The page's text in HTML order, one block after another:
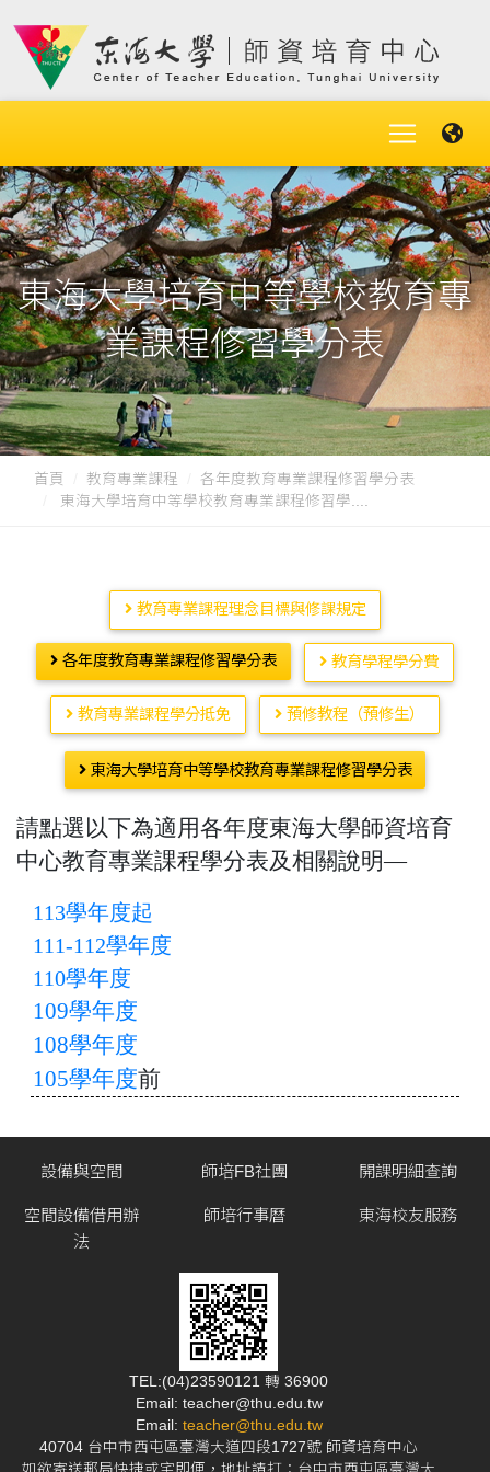
東海大學培育中等學校教育專
業課程修習學分表
首頁 教育專業課程
各年度教育專業課程修習學分表
東海大學培育中等學校教育專業課程修習學....
教育專業課程理念目標與修課規定
各年度教育專業課程修習學分表 教育學程學分費
教育專業課程學分抵免 預修教程（預修生）
東海大學培育中等學校教育專業課程修習學分表
請點選以下為適用各年度東海大學師資培育
中心教育專業課程學分表及相關說明—
113學年度起
111-112學年度
110學年度
109學年度
108學年度
105學年度前
設備與空間
空間設備借用辦
法
師培FB社團
師培行事曆
開課明細查詢
東海校友服務
TEL:(04)23590121 轉 36900
Email: teacher@thu.edu.tw
Email: teacher@thu.edu.tw
40704 台中市西屯區臺灣大道四段1727號 師資培育中心